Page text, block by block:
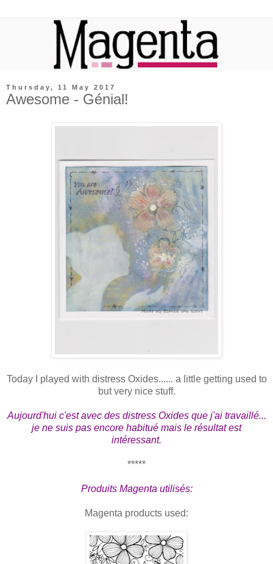
Thursday, 11 May 2017
Awesome - Génial!
Today I played with distress Oxides...... a little getting used to
but very nice stuff.
Aujourd'hui c'est avec des distress Oxides que j'ai travaillé...
je ne suis pas encore habitué mais le résultat est
intéressant.
*****
Produits Magenta utilisés:
Magenta products used: